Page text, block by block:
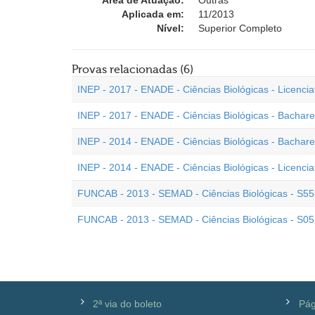
Aplicada em:
11/2013
Nível:
Superior Completo
Provas relacionadas (6)
INEP - 2017 - ENADE - Ciências Biológicas -
INEP - 2017 - ENADE - Ciências Biológicas -
INEP - 2014 - ENADE - Ciências Biológicas -
INEP - 2014 - ENADE - Ciências Biológicas -
FUNCAB - 2013 - SEMAD - Ciências Biológicas -
FUNCAB - 2013 - SEMAD - Ciências Biológicas -
2ª via do boleto